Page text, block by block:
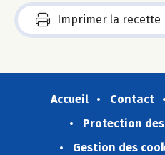
Imprimer la recette
Accueil Contact
Protection
Gestion des